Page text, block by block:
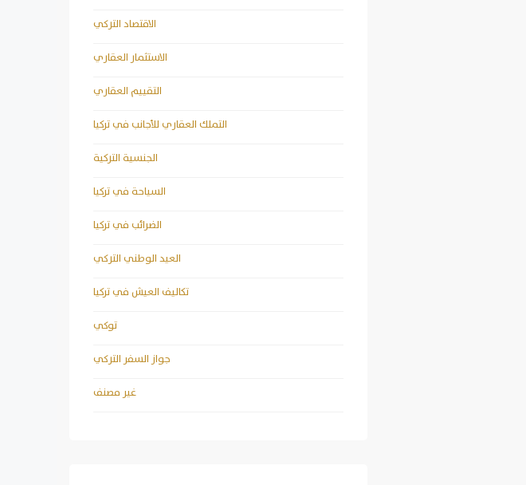
الاقتصاد التركي
الاستثمار العقاري
التقييم العقاري
التملك العقاري للأجانب في تركيا
الجنسية التركية
السياحة في تركيا
الضرائب في تركيا
العيد الوطني التركي
تكاليف العيش في تركيا
توكي
جواز السفر التركي
غير مصنف